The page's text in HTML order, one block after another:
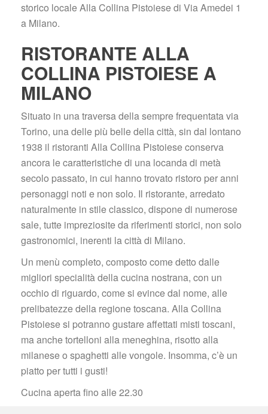
torico locale Alla Collina Pistoiese di Via Amedei 1
a Milano.
RISTORANTE ALLA
COLLINA PISTOIESE A
MILANO
Situato in una traversa della sempre frequentata via
Torino, una delle più belle della città, sin dal lontano
1938 il ristoranti Alla Collina Pistoiese conserva
ancora le caratteristiche di una locanda di metà
ecolo passato, in cui hanno trovato ristoro per anni
personaggi noti e non solo. Il ristorante, arredato
naturalmente in stile classico, dispone di numerose
ale, tutte impreziosite da riferimenti storici, non solo
gastronomici, inerenti la città di Milano.
Un menù completo, composto come detto dalle
migliori specialità della cucina nostrana, con un
occhio di riguardo, come si evince dal nome, alle
prelibatezze della regione toscana. Alla Collina
Pistoiese si potranno gustare affettati misti toscani,
ma anche tortelloni alla meneghina, risotto alla
milanese o spaghetti alle vongole. Insomma, c’è un
piatto per tutti i gusti!
Cucina aperta fino alle 22.30